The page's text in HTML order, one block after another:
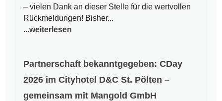
– vielen Dank an dieser Stelle für die wertvollen
Rückmeldungen! Bisher...
...weiterlesen
Partnerschaft bekanntgegeben: CDay
2026 im Cityhotel D&C St. Pölten –
gemeinsam mit Mangold GmbH